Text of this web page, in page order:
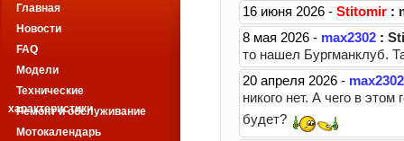
Главная
Новости
FAQ
Модели
Технические
характеристики
Ремонт и обслуживание
Мотокалендарь